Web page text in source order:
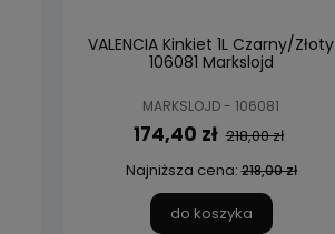
VALENCIA Kinkiet 1L Czarny/Złoty
106081 Markslojd
MARKSLOJD - 106081
174,40 zł 218,00 zł
Najniższa cena:218,00 zł
do koszyka